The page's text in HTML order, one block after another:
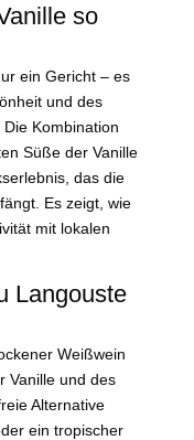
so
ein Gericht – es
und des
Kombination
Süße der Vanille
das die
Es zeigt, wie
mit lokalen
Langouste
Weißwein
Vanille und des
Alternative
ein tropischer